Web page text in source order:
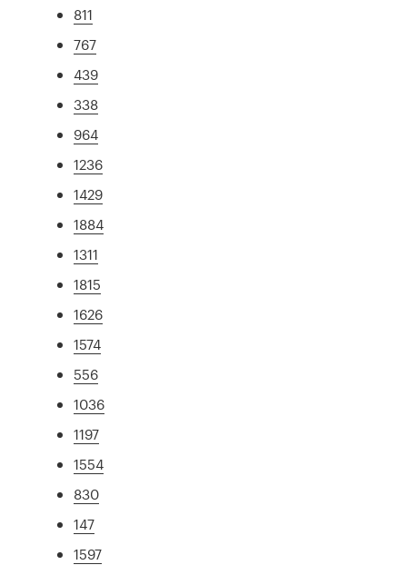
811
767
439
338
964
1236
1429
1884
1311
1815
1626
1574
556
1036
1197
1554
830
147
1597